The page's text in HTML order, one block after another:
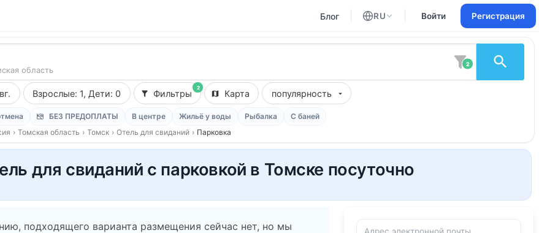
Блог RU
Английский
Войти Регистрация
область
2
Взрослые: 1, Дети: 0
2
Фильтры Карта популярность
БЕЗ ПРЕДОПЛАТЫ В центре Жильё у воды Рыбалка
С баней
› Томская область › Томск › Отель для свиданий › Парковка
для свиданий с парковкой в Томске посуточно
подходящего варианта размещения сейчас нет, но мы